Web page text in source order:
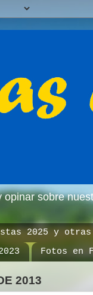
opinar sobre
2025 y otras
Fotos en
2013